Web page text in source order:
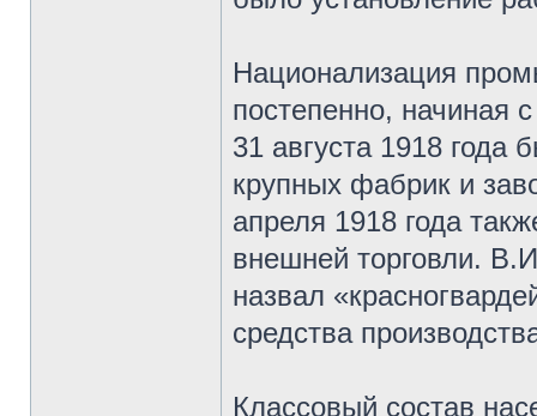
Национализация
постепенно, начиная
31 августа 1918 года
крупных фабрик и
апреля 1918 года
внешней торговли.
назвал
средства
Классовый состав